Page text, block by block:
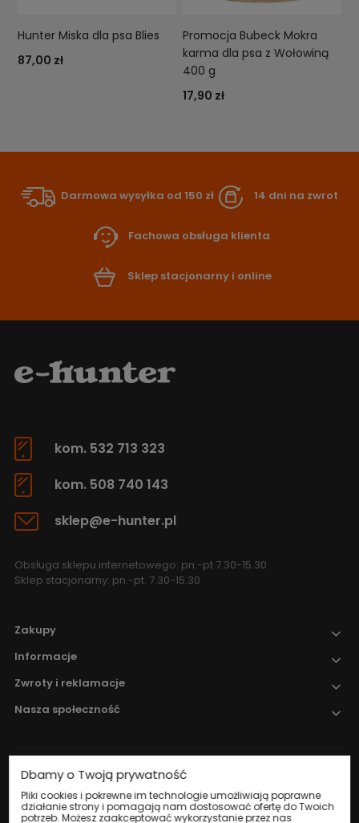
Hunter Miska dla psa Blies
87,00 zł
Promocja Bubeck Mokra
karma dla psa z Wołowiną
400 g
17,90 zł
Darmowa wysyłka od 150 zł 14 dni na zwrot
Fachowa obsługa klienta
Sklep stacjonarny i online
kom. 532 713 323
kom. 508 740 143
sklep@e-hunter.pl
Obsługa sklepu internetowego: pn.-pt 7.30-15.30
Sklep stacjonarny: pn.-pt. 7.30-15.30
Zakupy
Informacje
Zwroty i reklamacje
Nasza społeczność
Nadzór nad obrotem produktami
leczniczymi weterynaryjnymi sprawuje
Wojewódzki Inspektorat Weterynarii w
Dbamy o Twoją prywatność
Pliki cookies i pokrewne im technologie umożliwiają poprawne
działanie strony i pomagają nam dostosować ofertę do Twoich
potrzeb. Możesz zaakceptować wykorzystanie przez nas